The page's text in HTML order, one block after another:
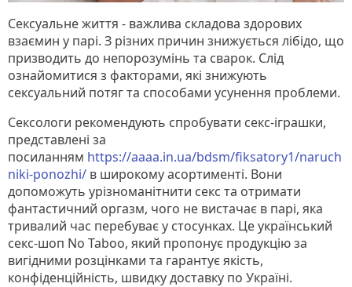
Сексуальне життя - важлива складова здорових
взаємин у парі. З різних причин знижується лібідо, що
призводить до непорозумінь та сварок. Слід
ознайомитися з факторами, які знижують
сексуальний потяг та способами усунення проблеми.
Сексологи рекомендують спробувати секс-іграшки,
представлені за
посиланням https://aaaa.in.ua/bdsm/fiksatory1/naruch
niki-ponozhi/ в широкому асортименті. Вони
допоможуть урізноманітнити секс та отримати
фантастичний оргазм, чого не вистачає в парі, яка
тривалий час перебуває у стосунках. Це український
секс-шоп No Taboo, який пропонує продукцію за
вигідними розцінками та гарантує якість,
конфіденційність, швидку доставку по Україні.